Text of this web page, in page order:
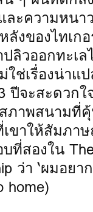
ะความหนา
งของไทเก
ลิวออกทะเล
ใช่เรื่องน่าแ
ปีจะสะดวกใ
ภาพสนามที่คุ้
ขาให้สัมภา
ที่สองใน
ว่า ‘ผมอยา
home)